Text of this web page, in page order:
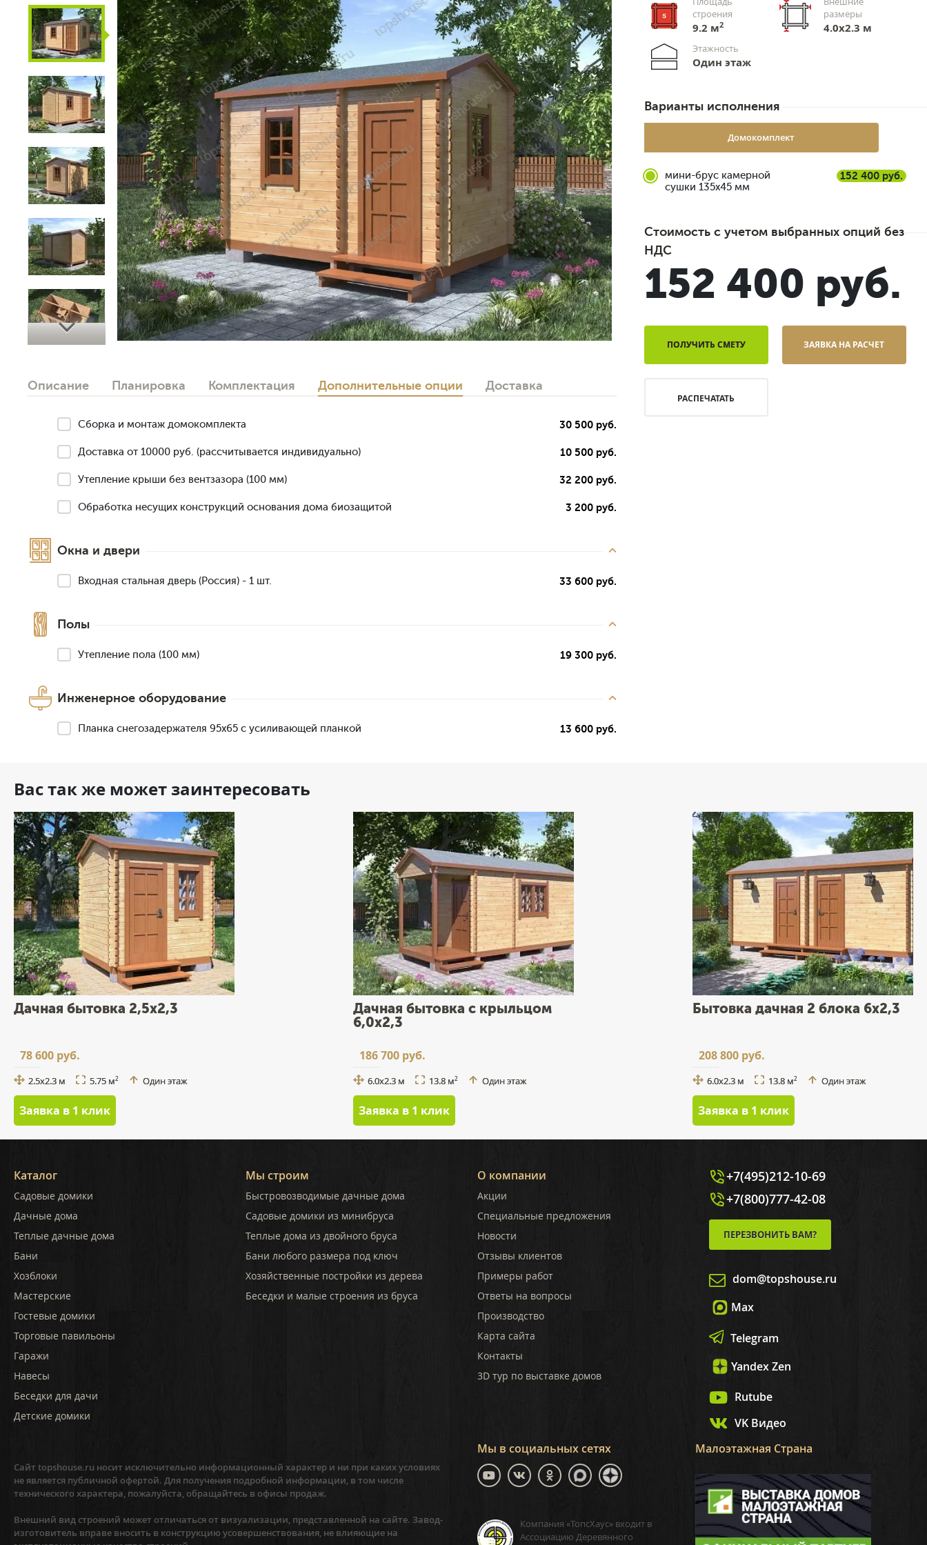
Next
Описание Планировка Комплектация Дополнительные опции Доставка
Сборка и монтаж домокомплекта 30 500 руб.
Доставка от 10000 руб. (рассчитывается индивидуально) 10 500 руб.
Утепление крыши без вентзазора (100 мм) 32 200 руб.
Обработка несущих конструкций основания дома биозащитой 3 200 руб.
Окна и двери
Входная стальная дверь (Россия) - 1 шт. 33 600 руб.
Полы
Утепление пола (100 мм) 19 300 руб.
Инженерное оборудование
Планка снегозадержателя 95х65 с усиливающей планкой 13 600 руб.
строения
9.2 м2
размеры
4.0x2.3 м
Этажность
Один этаж
Варианты исполнения
Домокомплект
мини-брус камерной
сушки 135x45 мм
152 400 руб.
Стоимость с учетом выбранных опций без
НДС
152 400 руб.
ПОЛУЧИТЬ СМЕТУ ЗАЯВКА НА РАСЧЕТ
РАСПЕЧАТАТЬ
Вас так же может заинтересовать
Дачная бытовка 2,5x2,3
78 600 руб.
2.5x2.3 м 5.75 м2 Один этаж
Заявка в 1 клик
Дачная бытовка с крыльцом
6,0x2,3
186 700 руб.
6.0x2.3 м 13.8 м2 Один этаж
Заявка в 1 клик
Бытовка дачная 2 блока 6х2,3
208 800 руб.
6.0x2.3 м 13.8 м2 Один этаж
Заявка в 1 клик
Каталог
Садовые домики
Дачные дома
Теплые дачные дома
Бани
Хозблоки
Мастерские
Гостевые домики
Торговые павильоны
Гаражи
Навесы
Беседки для дачи
Детские домики
Мы строим
Быстровозводимые дачные дома
Садовые домики из минибруса
Теплые дома из двойного бруса
Бани любого размера под ключ
Хозяйственные постройки из дерева
Беседки и малые строения из бруса
О компании
Акции
Специальные предложения
Новости
Отзывы клиентов
Примеры работ
Ответы на вопросы
Производство
Карта сайта
Контакты
3D тур по выставке домов
+7(495)212-10-69
+7(800)777-42-08
ПЕРЕЗВОНИТЬ ВАМ?
dom@topshouse.ru
Max
Telegram
Yandex Zen
Rutube
VK Видео
Мы в социальных сетях
Компания «ТопсХаус» входит в
Ассоциацию Деревянного
Малоэтажная Страна
Сайт topshouse.ru носит исключительно информационный характер и ни при каких условиях
не является публичной офертой. Для получения подробной информации, в том числе
технического характера, пожалуйста, обращайтесь в офисы продаж.
Внешний вид строений может отличаться от визуализации, представленной на сайте. Завод-
изготовитель вправе вносить в конструкцию усовершенствования, не влияющие на